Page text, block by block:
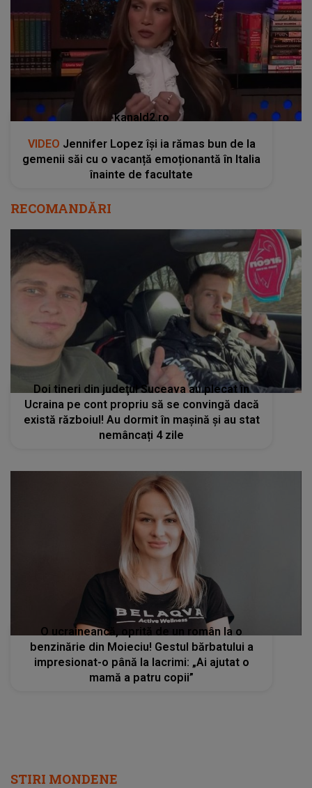
kanald2.ro
VIDEO Jennifer Lopez își ia rămas bun de la
gemenii săi cu o vacanță emoționantă în Italia
înainte de facultate
RECOMANDĂRI
Doi tineri din judeţul Suceava au plecat în
Ucraina pe cont propriu să se convingă dacă
există războiul! Au dormit în mașină și au stat
nemâncați 4 zile
O ucraineancă, oprită de un român la o
benzinărie din Moieciu! Gestul bărbatului a
impresionat-o până la lacrimi: „Ai ajutat o
mamă a patru copii”
STIRI MONDENE